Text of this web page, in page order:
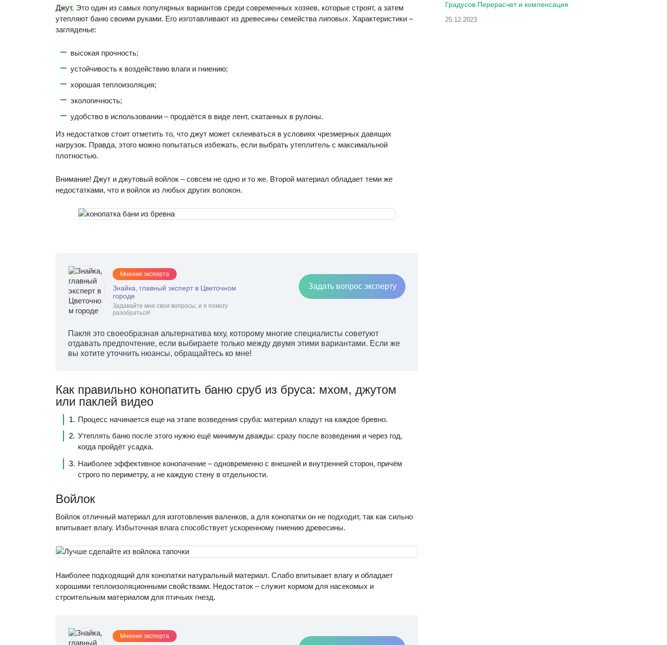
Джут. Это один из самых популярных вариантов среди современных хозяев, которые строят, а затем
утепляют баню своими руками. Его изготавливают из древесины семейства липовых. Характеристики –
загляденье:
высокая прочность;
устойчивость к воздействию влаги и гниению;
хорошая теплоизоляция;
экологичность;
удобство в использовании – продаётся в виде лент, скатанных в рулоны.
Из недостатков стоит отметить то, что джут может склеиваться в условиях чрезмерных давящих
нагрузок. Правда, этого можно попытаться избежать, если выбрать утеплитель с максимальной
плотностью.
Внимание! Джут и джутовый войлок – совсем не одно и то же. Второй материал обладает теми же
недостатками, что и войлок из любых других волокон.
Мнение эксперта
Знайка, главный эксперт в Цветочном
городе
Задавайте мне свои вопросы, и я помогу
разобраться!
Задать вопрос эксперту
Пакля это своеобразная альтернатива мху, которому многие специалисты советуют
отдавать предпочтение, если выбираете только между двумя этими вариантами. Если же
вы хотите уточнить нюансы, обращайтесь ко мне!
Как правильно конопатить баню сруб из бруса: мхом, джутом
или паклей видео
Процесс начинается еще на этапе возведения сруба: материал кладут на каждое бревно.
Утеплять баню после этого нужно ещё минимум дважды: сразу после возведения и через год,
когда пройдёт усадка.
Наиболее эффективное конопачение – одновременно с внешней и внутренней сторон, причём
строго по периметру, а не каждую стену в отдельности.
Войлок
Войлок отличный материал для изготовления валенков, а для конопатки он не подходит, так как сильно
впитывает влагу. Избыточная влага способствует ускоренному гниению древесины.
Наиболее подходящий для конопатки натуральный материал. Слабо впитывает влагу и обладает
хорошими теплоизоляционными свойствами. Недостаток – служит кормом для насекомых и
строительным материалом для птичьих гнезд.
Мнение эксперта
Градусов Перерасчет и компенсация
25.12.2023